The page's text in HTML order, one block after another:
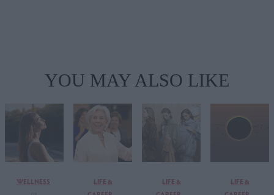
YOU MAY ALSO LIKE
WELLNESS
LIFE &
LIFE &
LIFE &